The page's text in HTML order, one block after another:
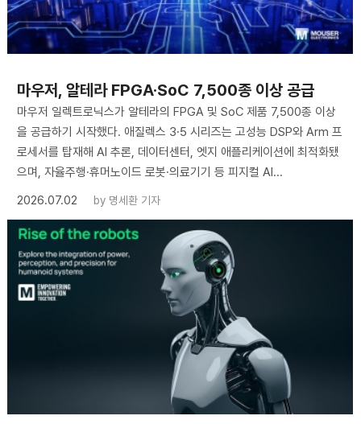
마우저, 알테라 FPGA·SoC 7,500종 이상 공급
마우저 일렉트로닉스가 알테라의 FPGA 및 SoC 제품 7,500종 이상
을 공급하기 시작했다. 애질렉스 3·5 시리즈는 고성능 DSP와 Arm 프
로세서를 탑재해 AI 추론, 데이터센터, 엣지 애플리케이션에 최적화됐
으며, 자율주행·휴머노이드 로봇·의료기기 등 피지컬 AI...
2026.07.02
by 명세환 기자